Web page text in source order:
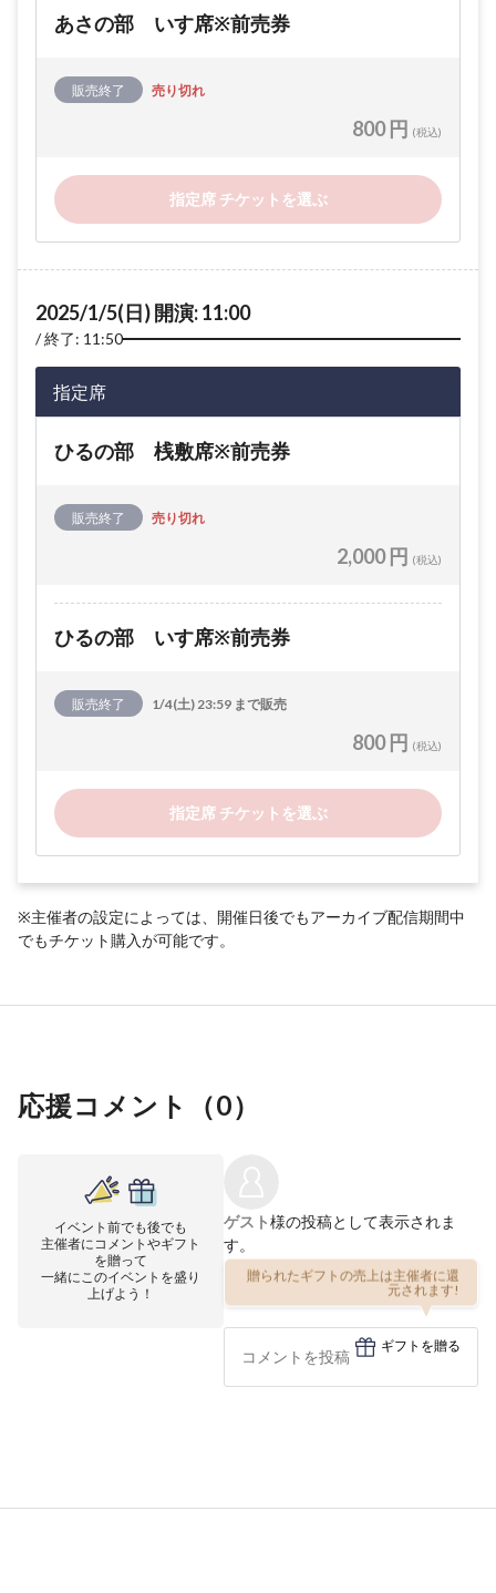
あさの部 いす席※前売券
販売終了 売り切れ
800 円 (税込)
指定席 チケットを選ぶ
2025/1/5(日) 開演: 11:00
終了: 11:50
指定席
ひるの部 桟敷席※前売券
販売終了 売り切れ
2,000 円 (税込)
ひるの部 いす席※前売券
販売終了 1/4(土) 23:59 まで販売
800 円 (税込)
指定席 チケットを選ぶ
※主催者の設定によっては、開催日後でもアーカイブ配信期間中
でもチケット購入が可能です。
応援コメント（0）
イベント前でも後でも
主催者にコメントやギフト
を贈って
一緒にこのイベントを盛り
上げよう！
ゲスト様の投稿として表示されま
す。
贈られたギフトの売上は主催者に還
元されます!
ギフトを贈る